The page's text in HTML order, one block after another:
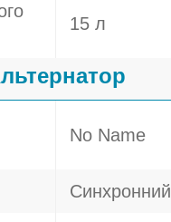
15 л
No Name
Синхронний